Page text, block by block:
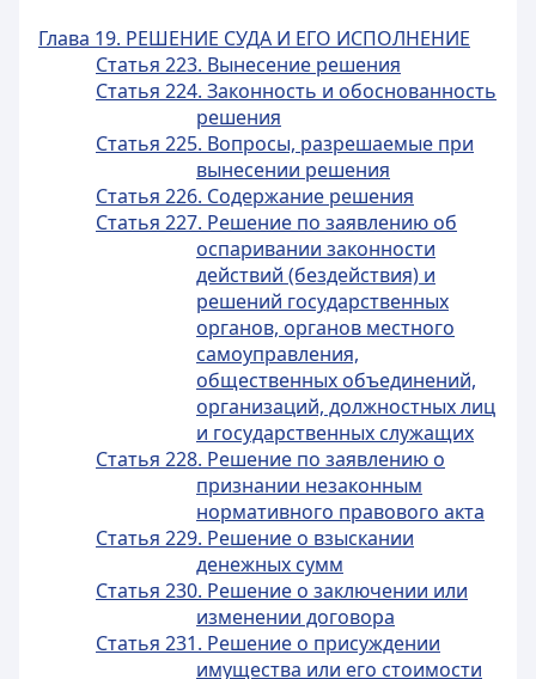
Глава 19. РЕШЕНИЕ СУДА И ЕГО ИСПОЛНЕНИЕ
Статья 223. Вынесение решения
Статья 224. Законность и обоснованность
решения
Статья 225. Вопросы, разрешаемые при
вынесении решения
Статья 226. Содержание решения
Статья 227. Решение по заявлению об
оспаривании законности
действий (бездействия) и
решений государственных
органов, органов местного
самоуправления,
общественных объединений,
организаций, должностных лиц
и государственных служащих
Статья 228. Решение по заявлению о
признании незаконным
нормативного правового акта
Статья 229. Решение о взыскании
денежных сумм
Статья 230. Решение о заключении или
изменении договора
Статья 231. Решение о присуждении
имущества или его стоимости